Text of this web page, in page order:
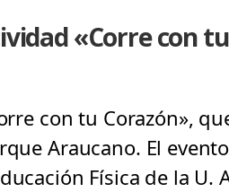
«Corre con
con tu Corazón»,
Araucano. El
Física de la U.